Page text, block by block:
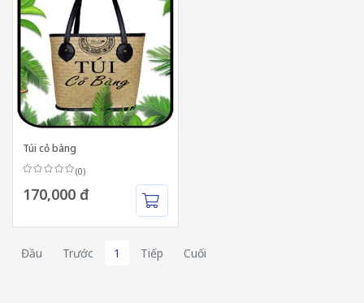
Túi cỏ bàng
(0)
170,000 đ
Đầu Trước 1 Tiếp Cuối